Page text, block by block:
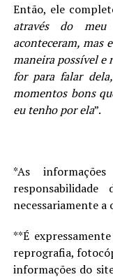
Então, ele
através do meu
aconteceram, mas
maneira possível e
for para falar
momentos bons
eu tenho por ela”.
*As
necessariamente
**É
reprografia,
informações do